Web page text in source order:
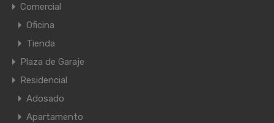
Comercial
Oficina
Tienda
Plaza de Garaje
Residencial
Adosado
Apartamento